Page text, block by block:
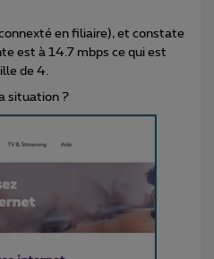
en filiaire), et constate
est à 14.7 mbps ce qui est
de 4.
situation ?